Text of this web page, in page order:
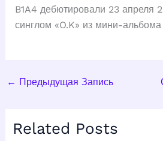
B1A4 дебютировали 23 апреля
синглом «O.K» из мини-альбома
← Предыдущая Запись
Related Posts